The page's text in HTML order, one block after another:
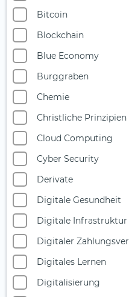
Bitcoin
Blockchain
Blue Economy
Burggraben
Chemie
Christliche Prinzipien
Cloud Computing
Cyber Security
Derivate
Digitale Gesundheit
Digitale
Digitaler
Digitales Lernen
Digitalisierung